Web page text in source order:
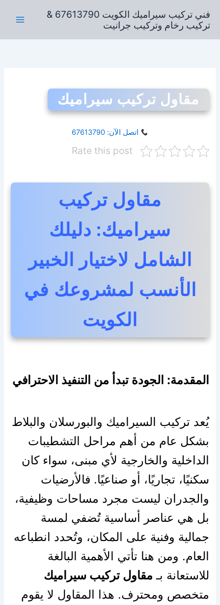
المحتوى
فني تركيب سيراميك الكويت 67613790 &
تركيب رخام وتركيب جرانيت
مقاول تركيب سيراميك
اتصل الآن: 67613790
Rate this post
مقاول تركيب
سيراميك: دليلك
الشامل لاختيار الخبير
الأنسب لمشروعك في
الكويت
المقدمة: الجودة تبدأ من التنفيذ الاحترافي
يُعد تركيب السيراميك والبورسلان والبلاط
بشكل عام من أهم مراحل التشطيبات
الداخلية والخارجية لأي مبنى، سواء كان
سكنيًا، تجاريًا، أو صناعيًا. فالأرضيات
والجدران ليست مجرد مساحات وظيفية،
بل هي عناصر أساسية تُضفي لمسة
جمالية وفنية على المكان، وتُحدد انطباعه
العام. ومن هنا تأتي الأهمية البالغة
للاستعانة بـ مقاول تركيب سيراميك
متخصص ومحترف. هذا المقاول لا يقوم